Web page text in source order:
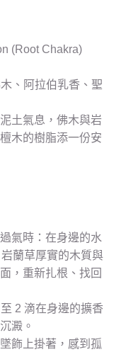
(Root Chakra)
、阿拉伯乳香、聖
土氣息，佛木與岩
木的樹脂添一份安
氣時：在身邊的水
蘭草厚實的木質與
，重新扎根、找回
2 滴在身邊的擴香
澱。
飾上掛著，感到孤